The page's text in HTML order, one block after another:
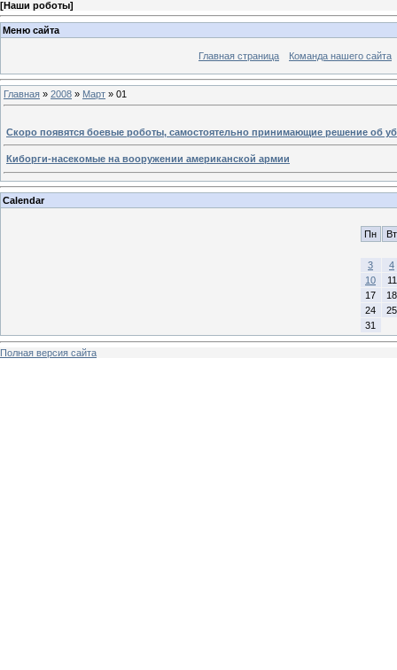
[Наши роботы]
Меню сайта
Главная страница Команда нашего сайта
Главная » 2008 » Март » 01
Скоро появятся боевые роботы, самостоятельно принимающие решение об
Киборги-насекомые на вооружении американской армии
Calendar
Пн Вт
3
4
10
11
17
18
24
25
31
Полная версия сайта